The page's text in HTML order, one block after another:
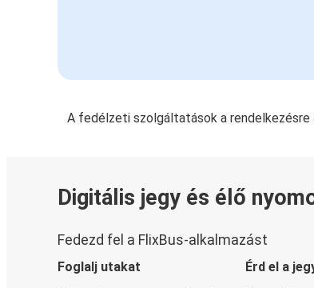
A fedélzeti szolgáltatások a
Digitális jegy és élő
Fedezd fel a FlixBus-alkalmazást
Foglalj utakat
Érd el a